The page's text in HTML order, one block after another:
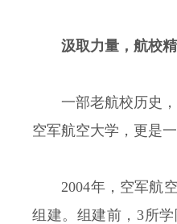
汲取力量，航校
一部老航校历史
空军航空大学，更是
2004年，空军航
组建。组建前，3所